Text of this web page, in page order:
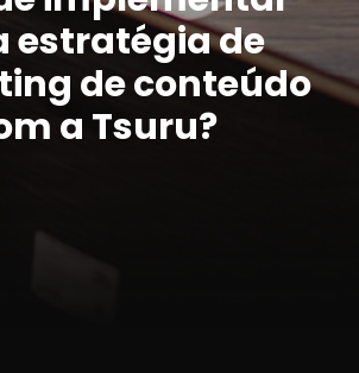
estratégia de
de conteúdo
a Tsuru?